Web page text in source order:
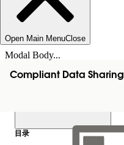
Open Main MenuClose
Modal Body...
Compliant Data Sharing
目录